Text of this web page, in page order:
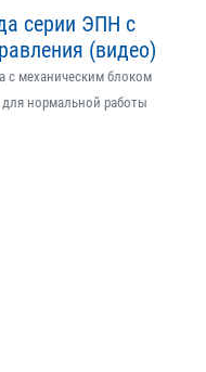
серии ЭПН с
(видео)
с механическим блоком
нормальной работы